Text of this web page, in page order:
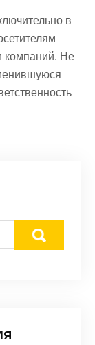
в
компаний. Не